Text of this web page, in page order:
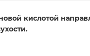
кислотой